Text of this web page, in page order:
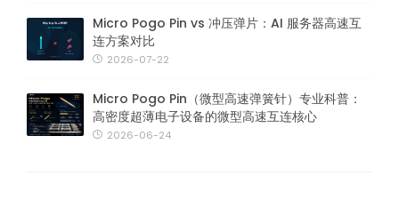
Micro Pogo Pin vs 冲压弹片：AI 服务器高速互
连方案对比
2026-07-22
Micro Pogo Pin（微型高速弹簧针）专业科普：
高密度超薄电子设备的微型高速互连核心
2026-06-24